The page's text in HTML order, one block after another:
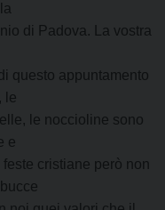
di Padova. La vostra
questo appuntamento
le
le noccioline sono
e
cristiane però non